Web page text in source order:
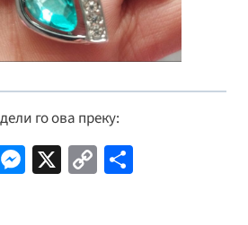
го ова преку:
M X C